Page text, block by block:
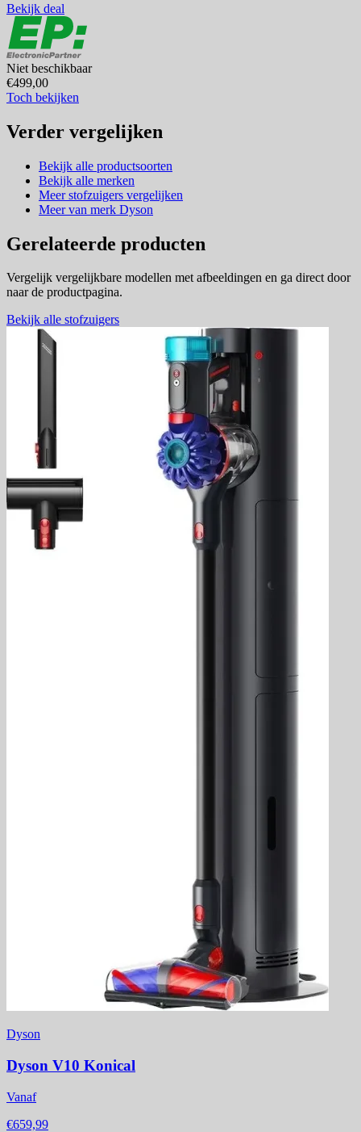
Bekijk deal
Niet beschikbaar
€499,00
Toch bekijken
Verder vergelijken
Bekijk alle productsoorten
Bekijk alle merken
Meer stofzuigers vergelijken
Meer van merk Dyson
Gerelateerde producten
Vergelijk vergelijkbare modellen met afbeeldingen en ga direct door
naar de productpagina.
Bekijk alle stofzuigers
Dyson
Dyson V10 Konical
Vanaf
€659,99